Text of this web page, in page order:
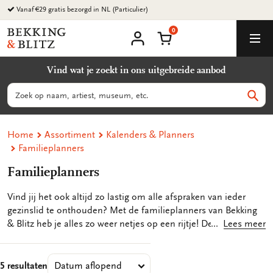
Ga
naar
content
Vanaf €29 gratis bezorgd in NL (Particulier)
Bekking
&
B.V.
account
Winkelmand
0
Vind wat je zoekt in ons uitgebreide aanbod
Zoeken
Home Assortiment
Kalenders & Planners
Familieplanners
Familieplanners
Vind jij het ook altijd zo lastig om alle afspraken van ieder
gezinslid te onthouden? Met de familieplanners van Bekking
& Blitz heb je alles zo weer netjes op een rijtje! De
voorzien van mooie en vrolijke illustraties van bijvoorbeeld
Lees meer
5 resultaten